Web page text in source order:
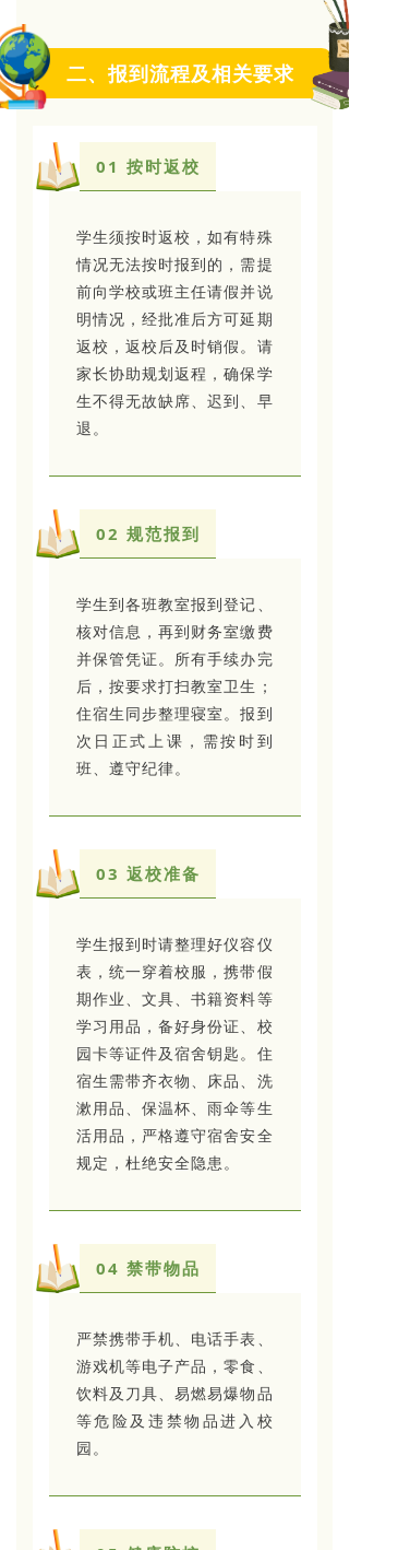
二、报到流程及相关要求
01 按时返校
学生须按时返校，如有特殊
情况无法按时报到的，需提
前向学校或班主任请假并说
明情况，经批准后方可延期
返校，返校后及时销假。请
家长协助规划返程，确保学
生不得无故缺席、迟到、早
退。
02 规范报到
学生到各班教室报到登记、
核对信息，再到财务室缴费
并保管凭证。所有手续办完
后，按要求打扫教室卫生；
住宿生同步整理寝室。报到
次日正式上课，需按时到
班、遵守纪律。
03 返校准备
学生报到时请整理好仪容仪
表，统一穿着校服，携带假
期作业、文具、书籍资料等
学习用品，备好身份证、校
园卡等证件及宿舍钥匙。住
宿生需带齐衣物、床品、洗
漱用品、保温杯、雨伞等生
活用品，严格遵守宿舍安全
规定，杜绝安全隐患。
04 禁带物品
严禁携带手机、电话手表、
游戏机等电子产品，零食、
饮料及刀具、易燃易爆物品
等危险及违禁物品进入校
园。